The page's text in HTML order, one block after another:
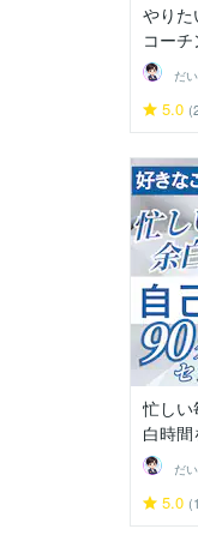
やりた
コー
5.0
忙しい
白時
5.0